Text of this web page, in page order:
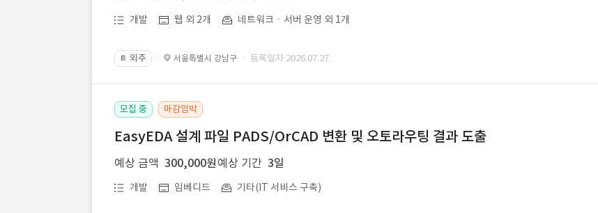
개발 웹 외 2개 네트워크ㆍ서버 운영 외 1개
📔 외주 서울특별시 강남구 · 등록일자 2026.07.27.
모집 중 마감임박
EasyEDA 설계 파일 PADS/OrCAD 변환 및 오토라우팅 결과 도출
예상 금액 300,000원 예상 기간 3일
개발 임베디드 기타(IT 서비스 구축)